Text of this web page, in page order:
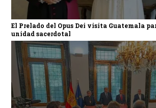
El Prelado del Opus Dei visita Guatemala
unidad sacerdotal